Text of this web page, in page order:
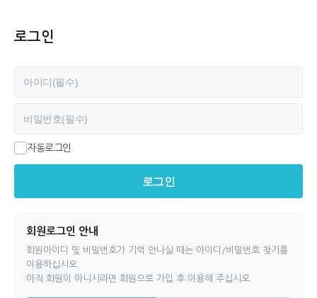
로그인
자동로그인
로그인
회원로그인 안내
회원아이디 및 비밀번호가 기억 안나실 때는 아이디/비밀번호 찾기를
이용하십시오.
아직 회원이 아니시라면 회원으로 가입 후 이용해 주십시오.